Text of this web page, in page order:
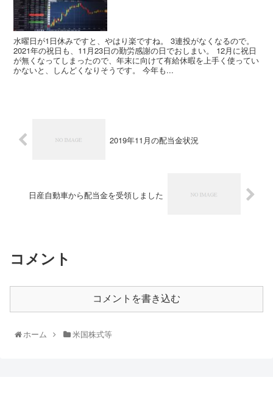
水曜日が1日休みですと、やはり楽ですね。 3連投がなくなるので。
2021年の祝日も、11月23日の勤労感謝の日でおしまい。 12月に祝日
が無くなってしまったので、年末に向けて有給休暇を上手く使ってい
かないと、しんどくなりそうです。 今年も...
2019年11月の配当金状況
日産自動車から配当金を受領しました
コメント
コメントを書き込む
ホーム 米国株式等